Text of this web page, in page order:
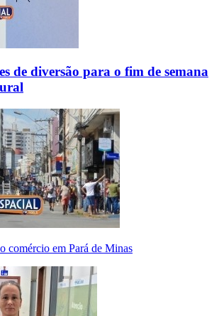
de diversão para o fim de semana
comércio em Pará de Minas